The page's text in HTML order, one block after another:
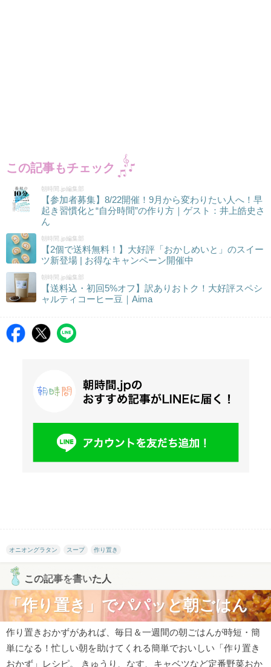
この記事もチェック
朝時間.jp編集部
【参加者募集】8/22開催！9月から変わりたい人へ！早
起き習慣化と“自分時間”の作り方｜ゲスト：井上皓史さ
ん
朝時間.jp編集部
【2個で送料無料！】大好評「おかしめいと」のスイー
ツ新登場 | お得なキャンペーン開催中
朝時間.jp編集部
【送料込・初回5%オフ】訳ありおトク！大好評スペシ
ャルティコーヒー豆｜Aima
オニオングラタン スープ 作り置き
この記事を書いた人
「作り置き」でパパッと朝ごはん
作り置きおかずがあれば、毎日＆一週間の朝ごはんが時短・簡
単になる！忙しい朝を助けてくれる簡単でおいしい「作り置き
おかず」レシピ。 きゅうり、なす、キャベツなど定番野菜おか